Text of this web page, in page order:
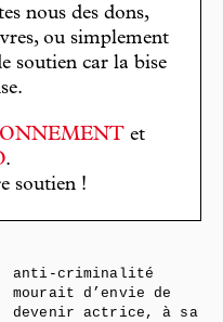
nous des dons,
ou simplement
soutien car la bise
et
.
soutien !
anti-criminalité
mourait d’envie de
devenir actrice, à sa